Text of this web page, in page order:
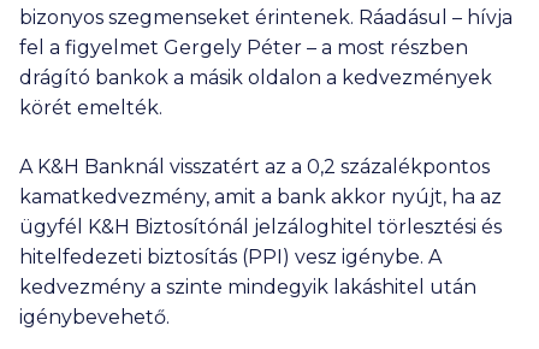
bizonyos szegmenseket érintenek. Ráadásul – hívja
fel a figyelmet Gergely Péter – a most részben
drágító bankok a másik oldalon a kedvezmények
körét emelték.
A K&H Banknál visszatért az a 0,2 százalékpontos
kamatkedvezmény, amit a bank akkor nyújt, ha az
ügyfél K&H Biztosítónál jelzáloghitel törlesztési és
hitelfedezeti biztosítás (PPI) vesz igénybe. A
kedvezmény a szinte mindegyik lakáshitel után
igénybevehető.